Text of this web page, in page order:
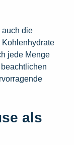
auch die
Kohlenhydrate
jede Menge
als